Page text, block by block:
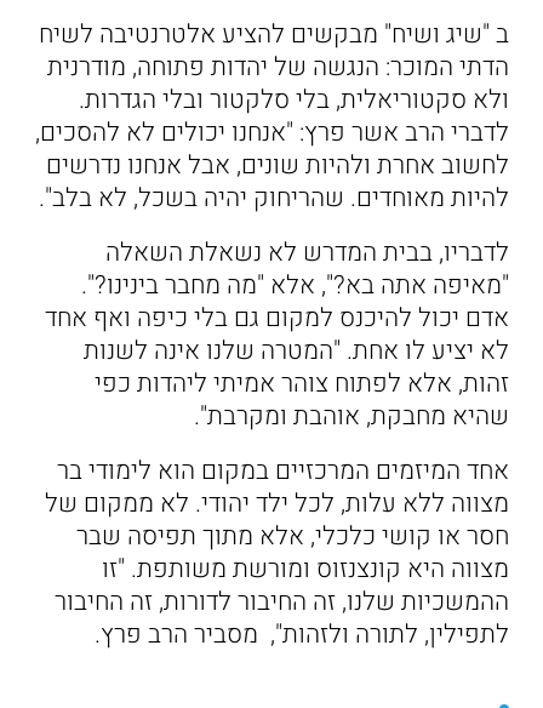
ב "שיג ושיח" מבקשים להציע אלטרנטיבה לשיח
הדתי המוכר: הנגשה של יהדות פתוחה, מודרנית
ולא סקטוריאלית, בלי סלקטור ובלי הגדרות.
לדברי הרב אשר פרץ: "אנחנו יכולים לא להסכים,
לחשוב אחרת ולהיות שונים, אבל אנחנו נדרשים
להיות מאוחדים. שהריחוק יהיה בשכל, לא בלב".
לדבריו, בבית המדרש לא נשאלת השאלה
"מאיפה אתה בא?", אלא "מה מחבר בינינו?".
אדם יכול להיכנס למקום גם בלי כיפה ואף אחד
לא יציע לו אחת. "המטרה שלנו אינה לשנות
זהות, אלא לפתוח צוהר אמיתי ליהדות כפי
שהיא מחבקת, אוהבת ומקרבת".
אחד המיזמים המרכזיים במקום הוא לימודי בר
מצווה ללא עלות, לכל ילד יהודי. לא ממקום של
חסר או קושי כלכלי, אלא מתוך תפיסה שבר
מצווה היא קונצנזוס ומורשת משותפת. "זו
ההמשכיות שלנו, זה החיבור לדורות, זה החיבור
לתפילין, לתורה ולזהות", מסביר הרב פרץ.